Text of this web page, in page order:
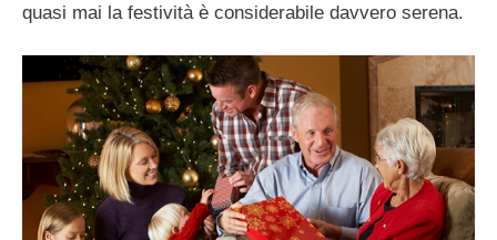
quasi mai la festività è considerabile davvero serena.